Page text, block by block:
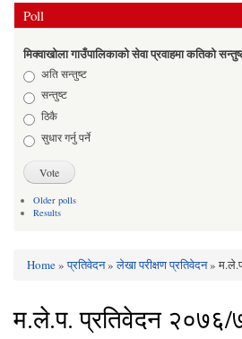
Poll
मिक्वाखोला गाउँपालिकाको सेवा प्रवाहमा कतिको
Choicesअति सन्तुष्ट
सन्तुष्ट
ठिकै
सुधार गर्नु पर्ने
Older polls
Results
You are here
Home»प्रतिवेदन»लेखा परीक्षण प्रतिवेदन»
म.ले.प. प्रतिवेदन २०७६/